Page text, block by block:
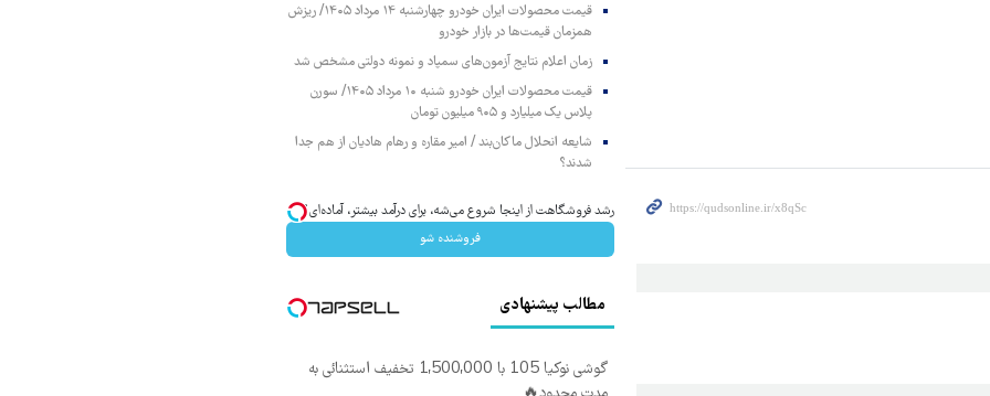
قیمت محصولات ایران خودرو چهارشنبه ۱۴ مرداد ۱۴۰۵/ ریزش
همزمان قیمت‌ها در بازار خودرو
زمان اعلام نتایج آزمون‌های سمپاد و نمونه دولتی مشخص شد
قیمت محصولات ایران خودرو شنبه ۱۰ مرداد ۱۴۰۵/ سورن
پلاس یک میلیارد و ۹۰۵ میلیون تومان
شایعه انحلال ماکان‌بند / امیر مقاره و رهام هادیان از هم جدا
شدند؟
رشد فروشگاهت از اینجا شروع می‌شه، برای درآمد بیشتر، آماده‌ای؟
فروشنده شو
مطالب پیشنهادی
گوشی نوکیا 105 با 1,500,000 تخفیف استثنائی به